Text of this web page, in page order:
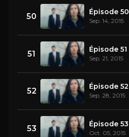
50 Épisode 50
Sep. 14, 2015
51 Épisode 51
Sep. 21, 2015
52 Épisode 52
Sep. 28, 2015
53 Épisode 53
Oct. 05, 2015